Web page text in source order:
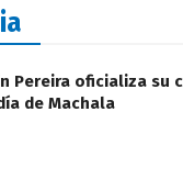
Pereira oficializa su
de Machala